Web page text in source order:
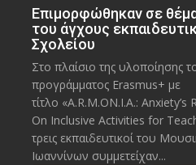
Eπιμορφώθηκαν σε
του άγχους
Σχολείου
Στο πλαίσιο της υλοποίησης
προγράμματος Erasmus+ με
τίτλο «A.R.M.ON.I.A.:
On Inclusive Activities for
τρεις εκπαιδευτικοί του
Ιωαννίνων συμμετείχαν...